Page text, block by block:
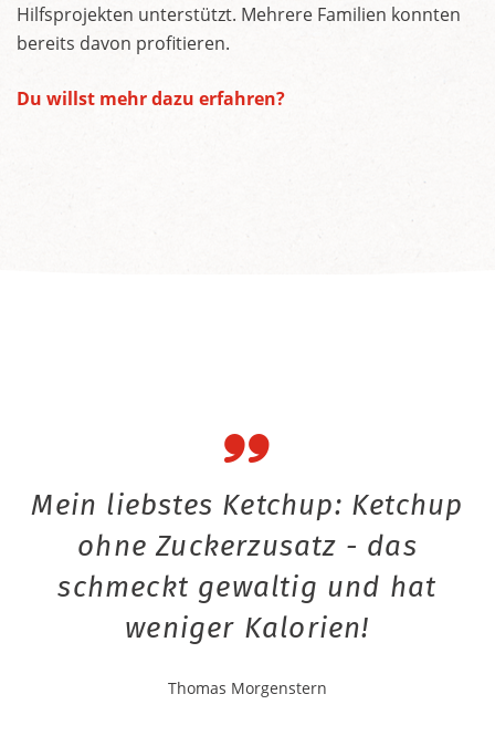
Hilfsprojekten unterstützt. Mehrere Familien konnten
bereits davon profitieren.
Du willst mehr dazu erfahren?
Mein liebstes Ketchup: Ketchup
ohne Zuckerzusatz - das
schmeckt gewaltig und hat
weniger Kalorien!
Thomas Morgenstern